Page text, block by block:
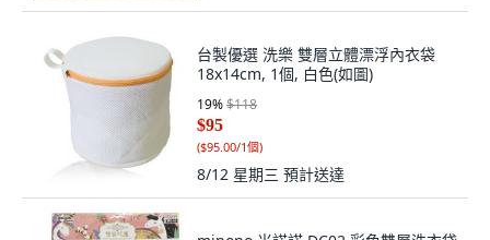
台製優選 洗樂 雙層立體漂浮內衣袋
18x14cm, 1個, 白色(如圖)
19%$118
$95
($95.00/1個)
8/12 星期三 預計送達